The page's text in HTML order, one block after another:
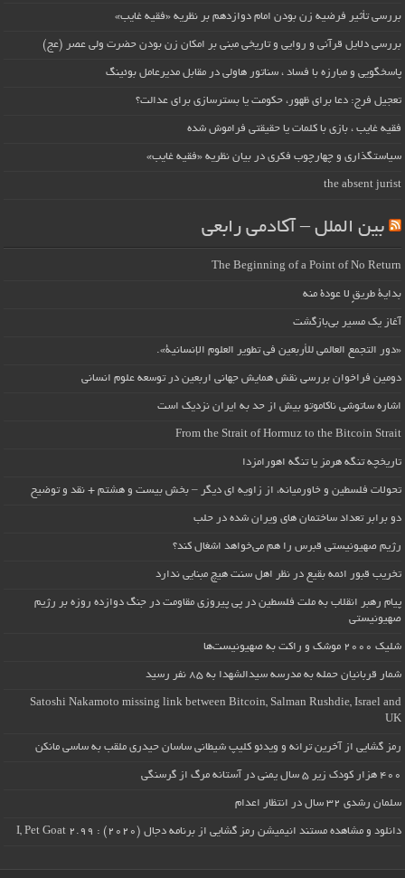
بررسی تأثیر فرضیه زن بودن امام دوازدهم بر نظریه «فقیه غایب»
بررسی دلایل قرآنی و روایی و تاریخی مبنی بر امکان زن بودن حضرت ولی عصر (عج)
پاسخگویی و مبارزه با فساد ، سناتور هاولی در مقابل مدیرعامل بوئینگ
تعجیل فرج: دعا برای ظهور، حکومت یا بسترسازی برای عدالت؟
فقیه غایب ، بازی با کلمات یا حقیقتی فراموش شده
سیاستگذاری و چهارچوب فکری در بیان نظریه «فقیه غایب»
the absent jurist
بین الملل – آکادمی رابعی
The Beginning of a Point of No Return
بداية طريقٍ لا عودة منه
آغاز یک مسیر بی‌بازگشت
«دور التجمع العالمي للأربعين في تطوير العلوم الإنسانية».
دومین فراخوان بررسی نقش همایش جهانی اربعین در توسعه علوم انسانی
اشاره ساتوشی ناکاموتو بیش از حد به ایران نزدیک است
From the Strait of Hormuz to the Bitcoin Strait
تاریخچه تنگه هرمز یا تنگه اهورامزدا
تحولات فلسطین و خاورمیانه، از زاویه ای دیگر – بخش بیست و هشتم + نقد و توضیح
دو برابر تعداد ساختمان های ویران شده در حلب
رژیم صهیونیستی قبرس را هم می‌خواهد اشغال کند؟
تخریب قبور ائمه بقیع در نظر اهل سنت هیچ مبنایی ندارد
پیام رهبر انقلاب به ملت فلسطین در پی پیروزی مقاومت در جنگ دوازده روزه بر رژیم
صهیونیستی
شلیک ۲۰۰۰ موشک و راکت به صهیونیست‌ها
شمار قربانیان حمله به مدرسه سیدالشهدا به ۸۵ نفر رسید
Satoshi Nakamoto missing link between Bitcoin, Salman Rushdie, Israel and
UK
رمز گشایی از آخرین ترانه و ویدئو کلیپ شیطانی ساسان حیدری ملقب به ساسی مانکن
۴۰۰ هزار کودک زیر ۵ سال یمنی در آستانه مرگ از گرسنگی
سلمان رشدی ۳۲ سال در انتظار اعدام
دانلود و مشاهده مستند انیمیشن رمز گشایی از برنامه دجال (۲۰۲۰) : I, Pet Goat 2.99